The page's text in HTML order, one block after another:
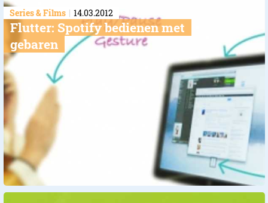
Series & Films 14.03.2012
Flutter: Spotify bedienen met
gebaren